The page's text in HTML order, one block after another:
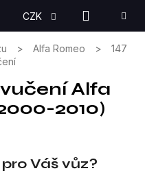
CZK
KOŠÍK
Alfa Romeo
147
Alfa
2010)
Váš vůz?